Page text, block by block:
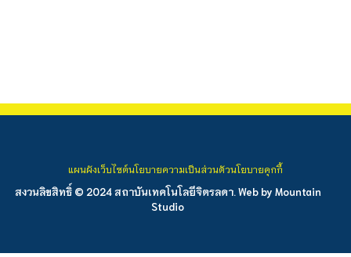
สงวนลิขสิทธิ์ © 2024 สถาบันเทคโนโลยีจิตรลดา. Web by Mountain
Studio
แผนผังเว็บไซต์นโยบายความเป็นส่วนตัวนโยบายคุกกี้